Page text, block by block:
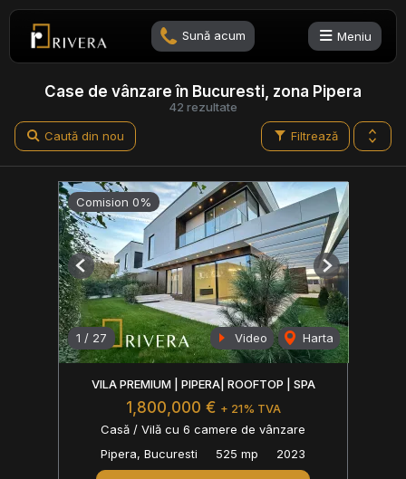
Sună acum Meniu
42 rezultate
Case de vânzare în Bucuresti, zona Pipera
Filtrează
Caută din nou
Comision 0%
1 / 27 Video Harta
Previous Next
VILA PREMIUM | PIPERA| ROOFTOP | SPA
1,800,000 € + 21% TVA
Casă / Vilă cu 6 camere de vânzare
Pipera, Bucuresti
525 mp 2023